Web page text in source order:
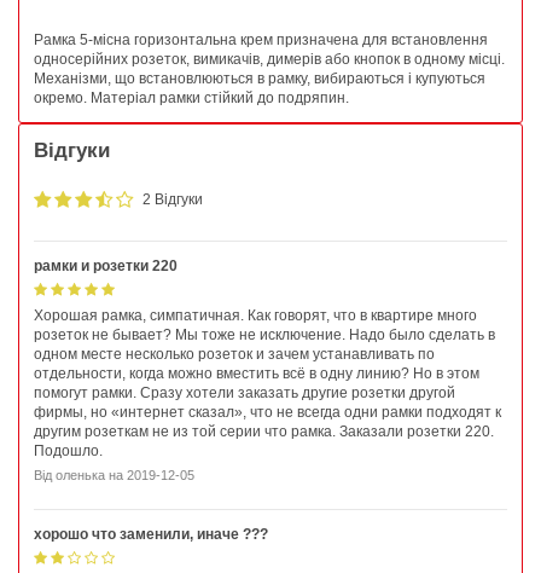
Рамка 5-місна горизонтальна крем призначена для встановлення
односерійних розеток, вимикачів, димерів або кнопок в одному місці.
Механізми, що встановлюються в рамку, вибираються і купуються
окремо. Матеріал рамки стійкий до подряпин.
Відгуки
2 Відгуки
рамки и розетки 220
Хорошая рамка, симпатичная. Как говорят, что в квартире много
розеток не бывает? Мы тоже не исключение. Надо было сделать в
одном месте несколько розеток и зачем устанавливать по
отдельности, когда можно вместить всё в одну линию? Но в этом
помогут рамки. Сразу хотели заказать другие розетки другой
фирмы, но «интернет сказал», что не всегда одни рамки подходят к
другим розеткам не из той серии что рамка. Заказали розетки 220.
Подошло.
Від оленька на 2019-12-05
хорошо что заменили, иначе ???